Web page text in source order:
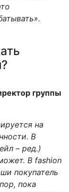
группы
на
В
– ред.)
В fashion
покупатель
пока